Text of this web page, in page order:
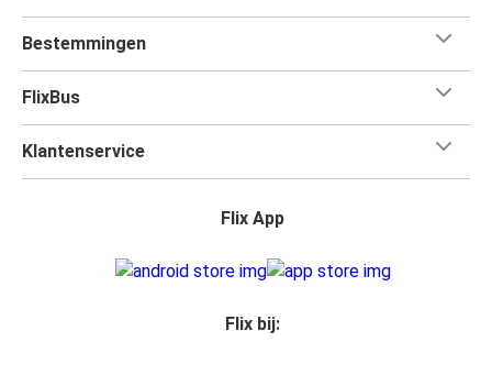
Bestemmingen
FlixBus
Klantenservice
Flix App
Flix bij: